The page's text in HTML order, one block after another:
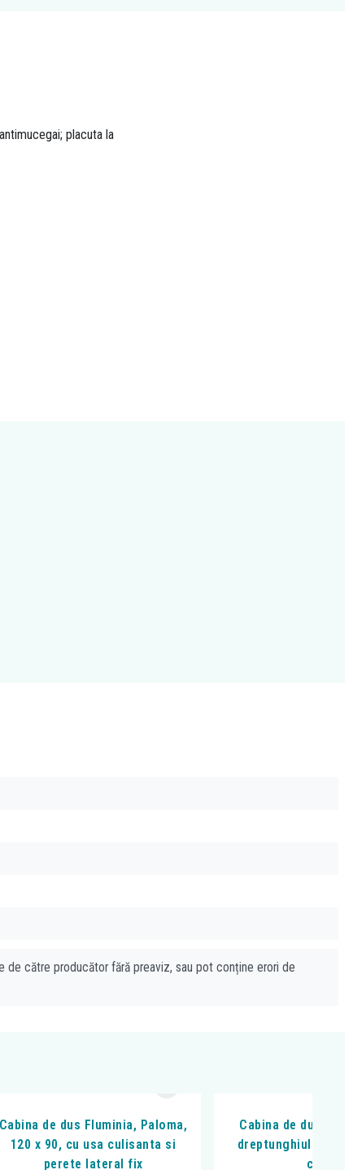
placuta la
către producător fără preaviz, sau pot conține erori de
Cabina de dus Fluminia, Paloma,
120 x 90, cu usa culisanta si
perete lateral fix
Cabina de dus
dreptunghiulara
crom